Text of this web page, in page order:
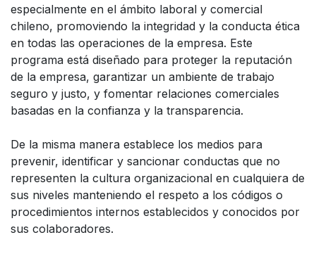
especialmente en el ámbito laboral y comercial
chileno, promoviendo la integridad y la conducta ética
en todas las operaciones de la empresa. Este
programa está diseñado para proteger la reputación
de la empresa, garantizar un ambiente de trabajo
seguro y justo, y fomentar relaciones comerciales
basadas en la confianza y la transparencia.
De la misma manera establece los medios para
prevenir, identificar y sancionar conductas que no
representen la cultura organizacional en cualquiera de
sus niveles manteniendo el respeto a los códigos o
procedimientos internos establecidos y conocidos por
sus colaboradores.